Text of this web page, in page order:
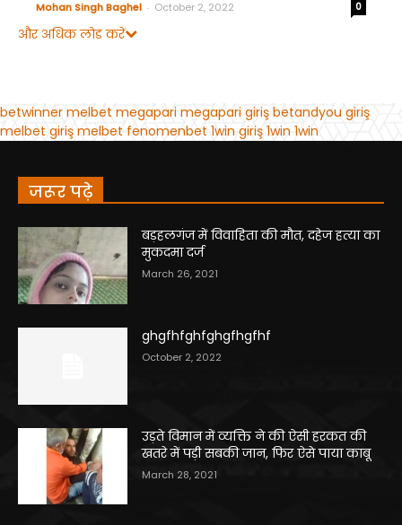
जरूर पढ़े
बड़हलगंज में विवाहिता की मौत, दहेज हत्या का
मुकदमा दर्ज
March 26, 2021
ghgfhfghfghgfhgfhf
October 2, 2022
उड़ते विमान में व्यक्ति ने की ऐसी हरकत की
खतरे में पड़ी सबकी जान, फिर ऐसे पाया काबू
March 28, 2021